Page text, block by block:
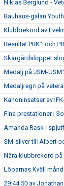
Niklas Berglund -
Bauhaus-galan Youth
Klubbrekord av
Resultat PRK1 och
Skärgårdsloppet
Medalj på JSM-
Medaljregn på
Kanoninsatser av
Fina prestationer i
Amanda Rask i
SM-silver till Albert
Nära klubbrekord på
Löparnas Kväll
29:44.50 av